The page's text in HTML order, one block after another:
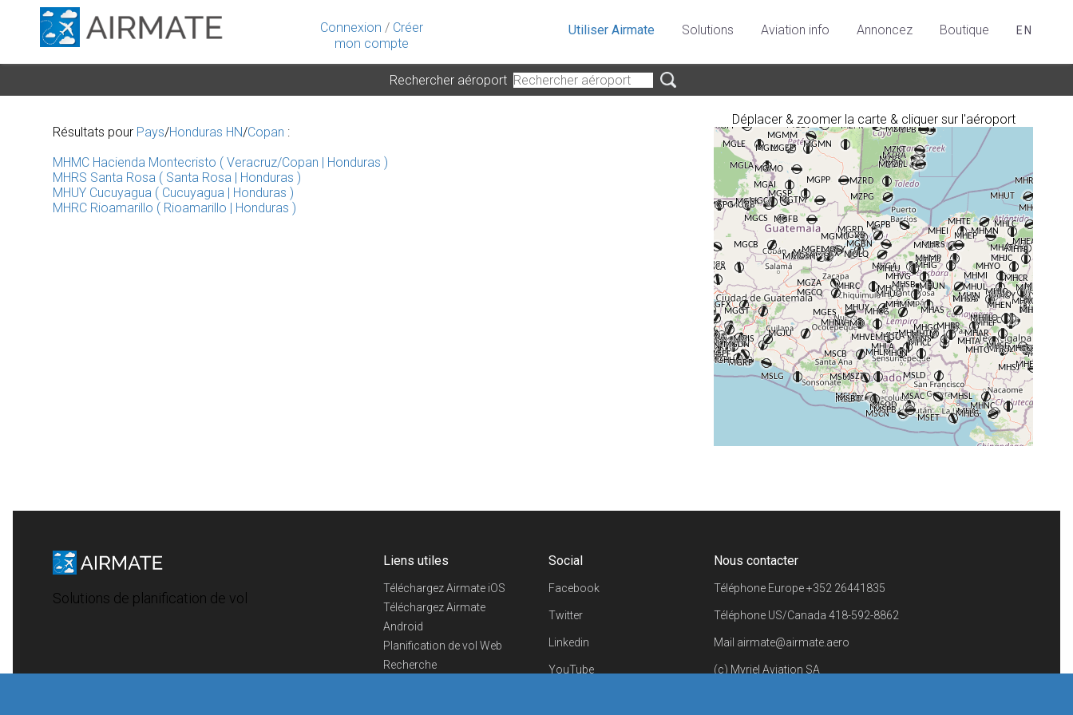
Connexion / Créer
mon compte
Utiliser Airmate Solutions Aviation info Annoncez Boutique EN
Rechercher aéroport
Déplacer & zoomer la carte & cliquer sur l'aéroport
©OpenStreetMapcontributors.
Résultats pour Pays/Honduras HN/Copan :
MHMC Hacienda Montecristo ( Veracruz/Copan | Honduras )
MHRS Santa Rosa ( Santa Rosa | Honduras )
MHUY Cucuyagua ( Cucuyagua | Honduras )
MHRC Rioamarillo ( Rioamarillo | Honduras )
Solutions de planification de vol
Liens utiles
Téléchargez Airmate iOS
Téléchargez Airmate
Android
Planification de vol Web
Recherche
Social
Facebook
Twitter
Linkedin
YouTube
Nous contacter
Téléphone Europe+352 26441835
Téléphone US/Canada 418-592-8862
Mail airmate@airmate.aero
(c) Myriel Aviation SA